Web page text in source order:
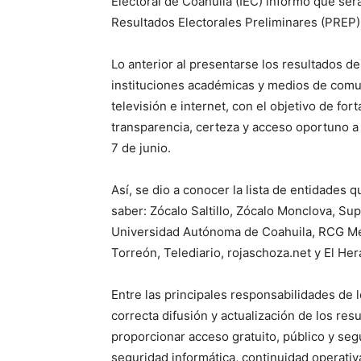
Resultados Electorales Preliminares
Lo anterior al presentarse los resultados
instituciones académicas y medios de
televisión e internet, con el objetivo de
transparencia, certeza y acceso oportuno
7 de junio.
Así, se dio a conocer la lista de entidades
saber: Zócalo Saltillo, Zócalo Monclova,
Universidad Autónoma de Coahuila, RCG
Torreón, Telediario, rojaschoza.net y El
Entre las principales responsabilidades
correcta difusión y actualización de los
proporcionar acceso gratuito, público y
seguridad informática, continuidad